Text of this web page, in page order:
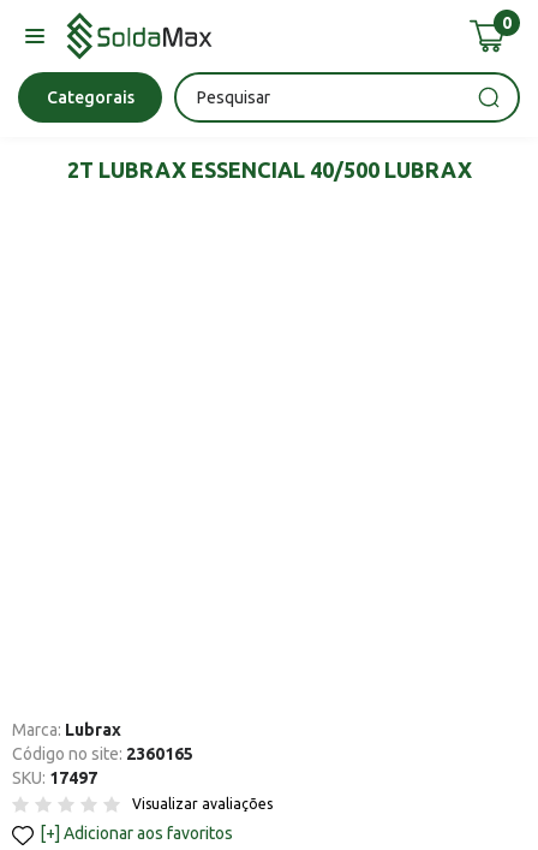
0
Categorais
Bateria Chave Impacto Esmerilhadeira
2T LUBRAX ESSENCIAL 40/500 LUBRAX
Marca: Lubrax
Código no site: 2360165
SKU: 17497
Visualizar avaliações
Adicionar aos favoritos